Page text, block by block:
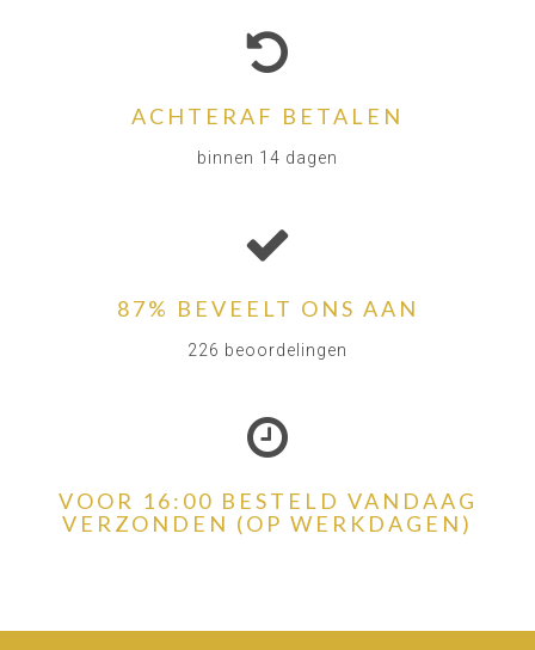
ACHTERAF BETALEN
binnen 14 dagen
87% BEVEELT ONS AAN
226 beoordelingen
VOOR 16:00 BESTELD VANDAAG
VERZONDEN (OP WERKDAGEN)